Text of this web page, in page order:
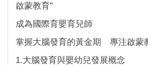
啟蒙教育"
成為國際育嬰育兒師
掌握大腦發育的黃金期 專注啟蒙
1.大腦發育與嬰幼兒發展概念